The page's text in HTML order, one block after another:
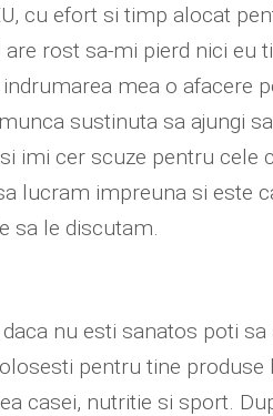
cu efort si timp alocat
rost sa-mi pierd nici eu
mea o afacere
sustinuta sa ajungi
imi cer scuze pentru
lucram impreuna si este
sa le discutam.
nu esti sanatos poti
pentru tine
casei, nutritie si sport.